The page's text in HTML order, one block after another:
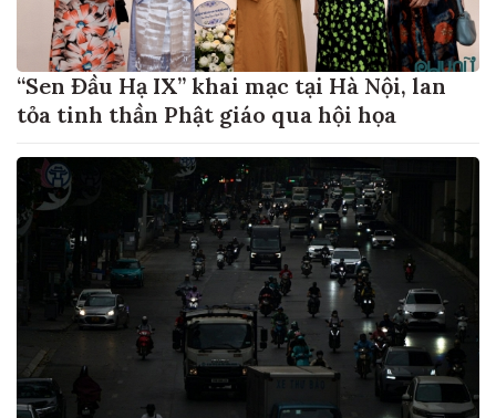
“Sen Đầu Hạ IX” khai mạc tại Hà Nội, lan
tỏa tinh thần Phật giáo qua hội họa